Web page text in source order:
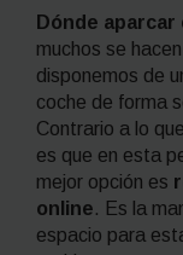
Dónde
muchos se
disponemos de
coche de forma
Contrario a lo
es que en esta
mejor opción es
online. Es la
espacio para